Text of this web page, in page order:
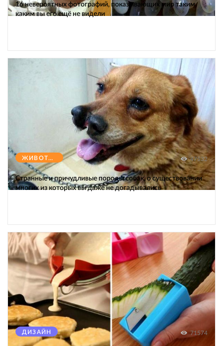
16 невероятных фотографий, показывающих мир таким,
каким вы его ещё не видели
ЖИВОТНЫЕ 47532
Странные и причудливые породы собак, о существовании
многих из которых вы даже не догадывались
ДИЗАЙН 71574